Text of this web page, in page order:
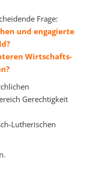
Frage:
und engagierte
Wirtschafts-
Gerechtigkeit
Lutherischen